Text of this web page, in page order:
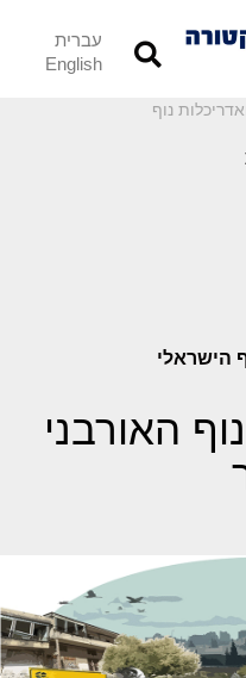
עברית
English
הישראלי
האורבני